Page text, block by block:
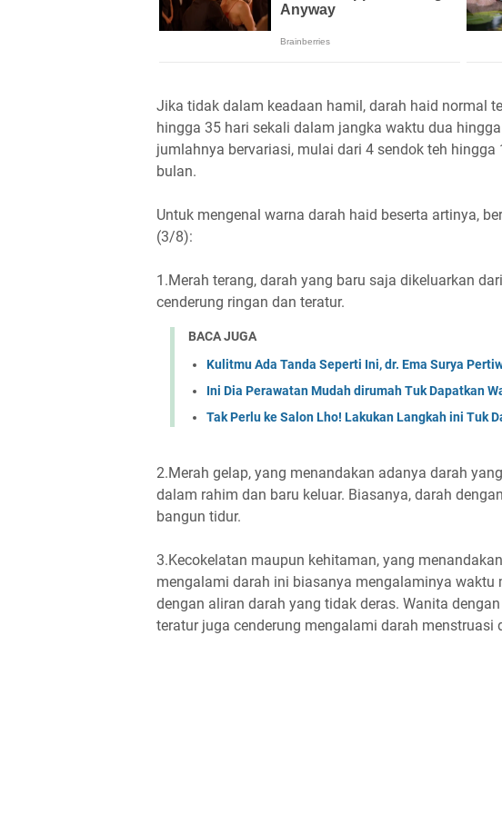
Jika tidak dalam keadaan hamil, darah haid normal
hingga 35 hari sekali dalam jangka waktu dua
jumlahnya bervariasi, mulai dari 4 sendok teh
bulan.
Untuk mengenal warna darah haid beserta artinya,
(3/8):
1.Merah terang, darah yang baru saja dikeluarkan
cenderung ringan dan teratur.
BACA JUGA
Kulitmu Ada Tanda Seperti Ini, dr. Ema Surya
Ini Dia Perawatan Mudah dirumah Tuk Dapatkan
Tak Perlu ke Salon Lho! Lakukan Langkah ini Tuk
2.Merah gelap, yang menandakan adanya darah
dalam rahim dan baru keluar. Biasanya, darah
bangun tidur.
3.Kecokelatan maupun kehitaman, yang
mengalami darah ini biasanya mengalaminya waktu
dengan aliran darah yang tidak deras. Wanita
teratur juga cenderung mengalami darah menstruasi